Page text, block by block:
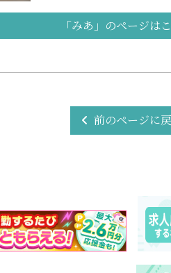
「みあ」のページは
前のページに